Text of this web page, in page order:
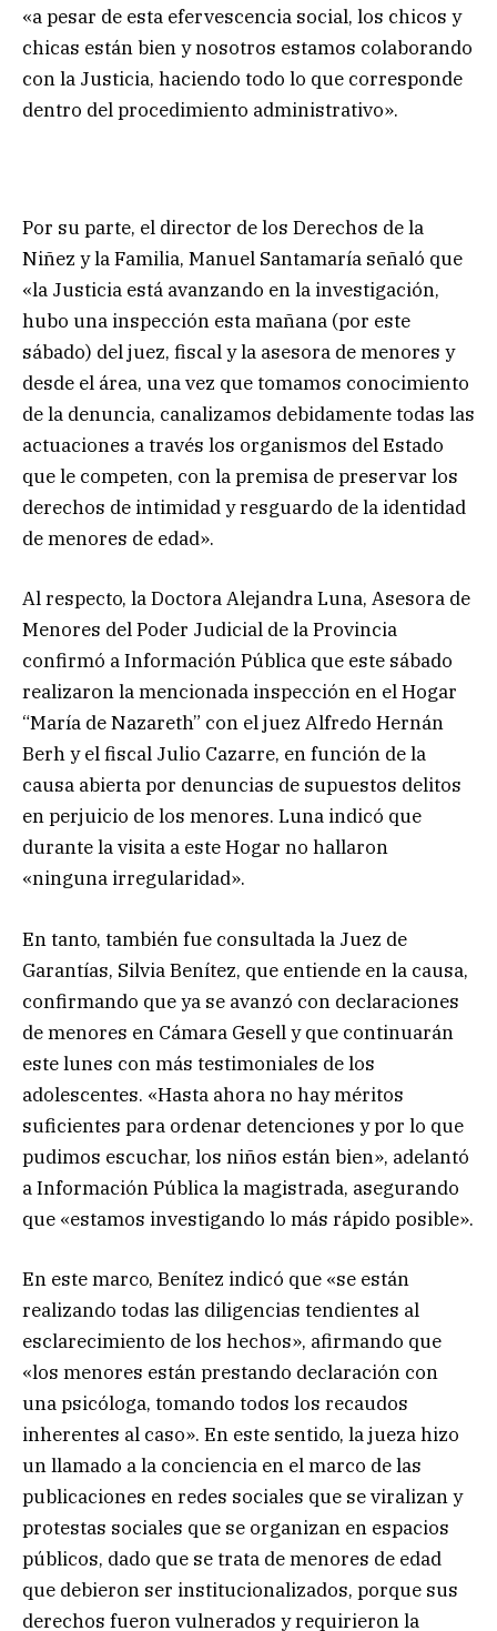
«a pesar de esta efervescencia social, los chicos y
chicas están bien y nosotros estamos colaborando
con la Justicia, haciendo todo lo que corresponde
dentro del procedimiento administrativo».
Por su parte, el director de los Derechos de la
Niñez y la Familia, Manuel Santamaría señaló que
«la Justicia está avanzando en la investigación,
hubo una inspección esta mañana (por este
sábado) del juez, fiscal y la asesora de menores y
desde el área, una vez que tomamos conocimiento
de la denuncia, canalizamos debidamente todas las
actuaciones a través los organismos del Estado
que le competen, con la premisa de preservar los
derechos de intimidad y resguardo de la identidad
de menores de edad».
Al respecto, la Doctora Alejandra Luna, Asesora de
Menores del Poder Judicial de la Provincia
confirmó a Información Pública que este sábado
realizaron la mencionada inspección en el Hogar
“María de Nazareth” con el juez Alfredo Hernán
Berh y el fiscal Julio Cazarre, en función de la
causa abierta por denuncias de supuestos delitos
en perjuicio de los menores. Luna indicó que
durante la visita a este Hogar no hallaron
«ninguna irregularidad».
En tanto, también fue consultada la Juez de
Garantías, Silvia Benítez, que entiende en la causa,
confirmando que ya se avanzó con declaraciones
de menores en Cámara Gesell y que continuarán
este lunes con más testimoniales de los
adolescentes. «Hasta ahora no hay méritos
suficientes para ordenar detenciones y por lo que
pudimos escuchar, los niños están bien», adelantó
a Información Pública la magistrada, asegurando
que «estamos investigando lo más rápido posible».
En este marco, Benítez indicó que «se están
realizando todas las diligencias tendientes al
esclarecimiento de los hechos», afirmando que
«los menores están prestando declaración con
una psicóloga, tomando todos los recaudos
inherentes al caso». En este sentido, la jueza hizo
un llamado a la conciencia en el marco de las
publicaciones en redes sociales que se viralizan y
protestas sociales que se organizan en espacios
públicos, dado que se trata de menores de edad
que debieron ser institucionalizados, porque sus
derechos fueron vulnerados y requirieron la